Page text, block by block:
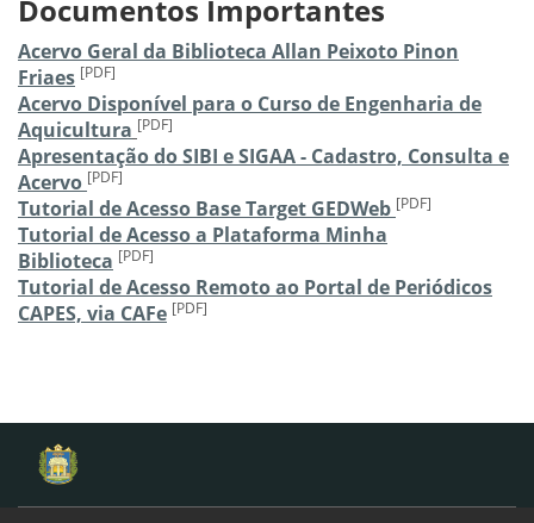
Documentos Importantes
Acervo Geral da Biblioteca Allan Peixoto Pinon
Friaes [PDF]
Acervo Disponível para o Curso de Engenharia de
Aquicultura [PDF]
Apresentação do SIBI e SIGAA - Cadastro, Consulta e
Acervo [PDF]
Tutorial de Acesso Base Target GEDWeb [PDF]
Tutorial de Acesso a Plataforma Minha
Biblioteca [PDF]
Tutorial de Acesso Remoto ao Portal de Periódicos
CAPES, via CAFe [PDF]